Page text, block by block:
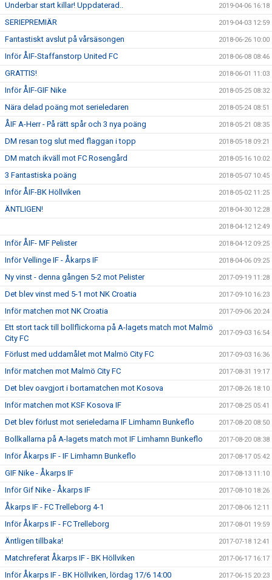
Underbar start killar! Uppdaterad.. 2019-04-06 16:18
SERIEPREMIÄR 2019-04-03 12:59
Fantastiskt avslut på vårsäsongen 2018-06-26 10:00
Inför ÅIF-Staffanstorp United FC 2018-06-08 08:46
GRATTIS! 2018-06-01 11:03
Inför ÅIF-GIF Nike 2018-05-25 08:32
Nära delad poäng mot serieledaren 2018-05-24 08:51
ÅIF A-Herr - På rätt spår och 3 nya poäng 2018-05-21 08:35
DM resan tog slut med flaggan i topp 2018-05-18 09:21
DM match ikväll mot FC Rosengård 2018-05-16 10:02
3 Fantastiska poäng 2018-05-07 10:45
Inför ÅIF-BK Höllviken 2018-05-02 11:25
ÄNTLIGEN! 2018-04-30 12:28
2018-04-12 12:49
Inför ÅIF- MF Pelister 2018-04-12 09:25
Inför Vellinge IF - Åkarps IF 2018-04-06 09:25
Ny vinst - denna gången 5-2 mot Pelister 2017-09-19 11:28
Det blev vinst med 5-1 mot NK Croatia 2017-09-10 16:23
Inför matchen mot NK Croatia 2017-09-06 20:24
Ett stort tack till bollflickorna på A-lagets match mot Malmö
City FC
2017-09-03 16:54
Förlust med uddamålet mot Malmö City FC 2017-09-03 16:36
Inför matchen mot Malmö City FC 2017-08-31 19:17
Det blev oavgjort i bortamatchen mot Kosova 2017-08-26 18:10
Inför matchen mot KSF Kosova IF 2017-08-25 05:41
Det blev förlust mot serieledarna IF Limhamn Bunkeflo 2017-08-20 08:50
Bollkallarna på A-lagets match mot IF Limhamn Bunkeflo 2017-08-20 08:38
Inför Åkarps IF - IF Limhamn Bunkeflo 2017-08-17 05:42
GIF Nike - Åkarps IF 2017-08-13 11:10
Inför Gif Nike - Åkarps IF 2017-08-10 18:26
Åkarps IF - FC Trelleborg 4-1 2017-08-06 12:11
Inför Åkarps IF - FC Trelleborg 2017-08-01 19:59
Äntligen tillbaka! 2017-07-18 12:41
Matchreferat Åkarps IF - BK Höllviken 2017-06-17 16:17
Inför Åkarps IF - BK Höllviken, lördag 17/6 14:00 2017-06-15 20:23